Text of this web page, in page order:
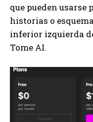
que pueden usarse
historias o
inferior izquierda
Tome AI.